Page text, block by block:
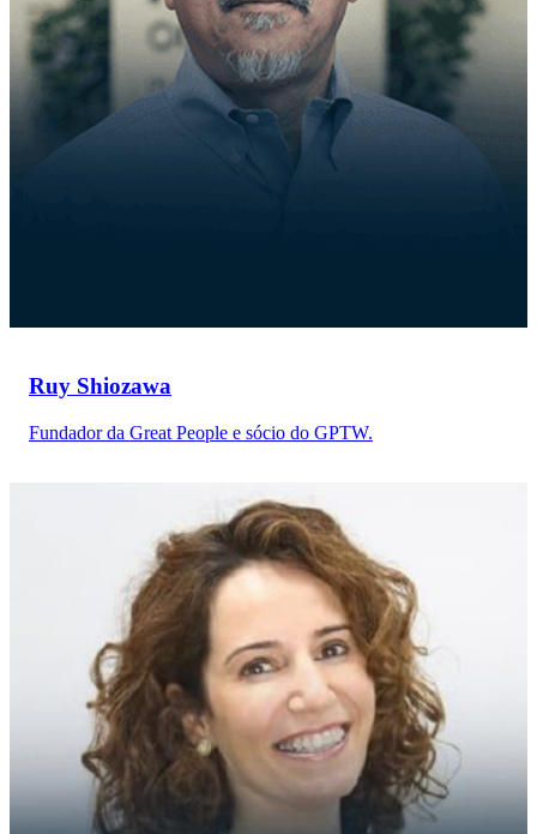
Ruy Shiozawa
Fundador da Great People e sócio do GPTW.